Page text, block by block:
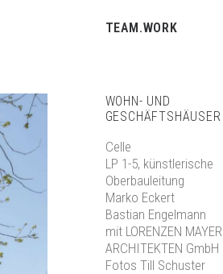
TEAM.WORK
WOHN- UND
GESCHÄFTSHÄUSER
Celle
LP 1-5, künstlerische
Oberbauleitung
Marko Eckert
Bastian Engelmann
mit LORENZEN MAYER
ARCHITEKTEN GmbH
Fotos Till Schuster